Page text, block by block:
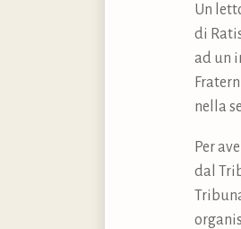
Un
di
ad un
nella
Per
dal